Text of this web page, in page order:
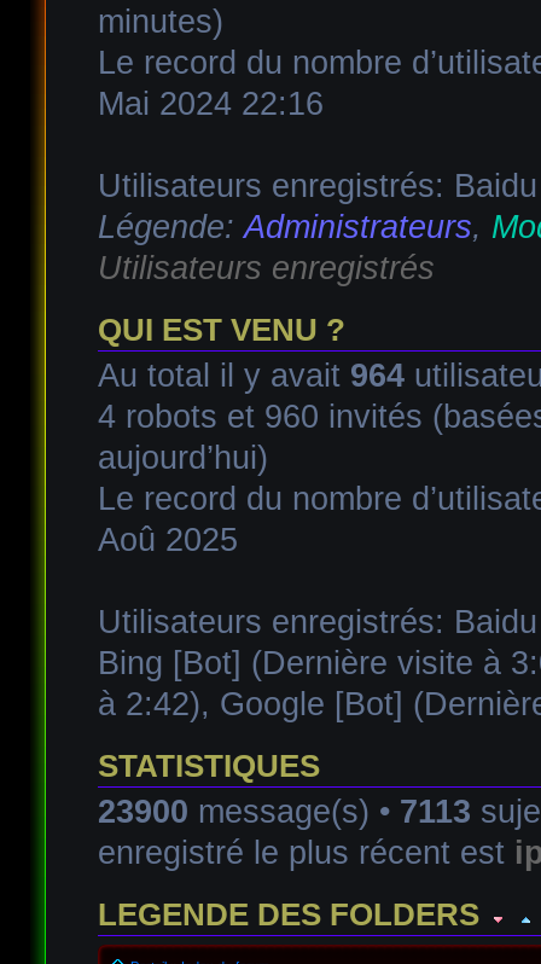
minutes)
Le record du nombre
Mai 2024 22:16
Utilisateurs enregistrés:
Légende:Administrateurs,
Utilisateurs enregistrés
QUI EST VENU ?
Au total il y avait 964
4 robots et 960 invités
aujourd’hui)
Le record du nombre
Aoû 2025
Utilisateurs enregistrés:
Bing [Bot] (Dernière visite à
à 2:42), Google [Bot]
STATISTIQUES
23900 message(s) • 7113
enregistré le plus récent est
LEGENDE DES FOLDERS